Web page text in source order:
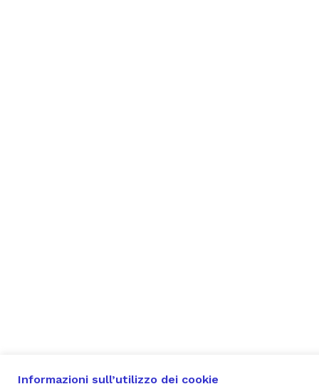
Informazioni sull’utilizzo dei cookie